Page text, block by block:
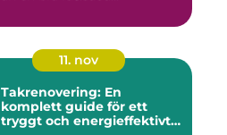
11. nov
Takrenovering: En
komplett guide för ett
tryggt och energieffektivt